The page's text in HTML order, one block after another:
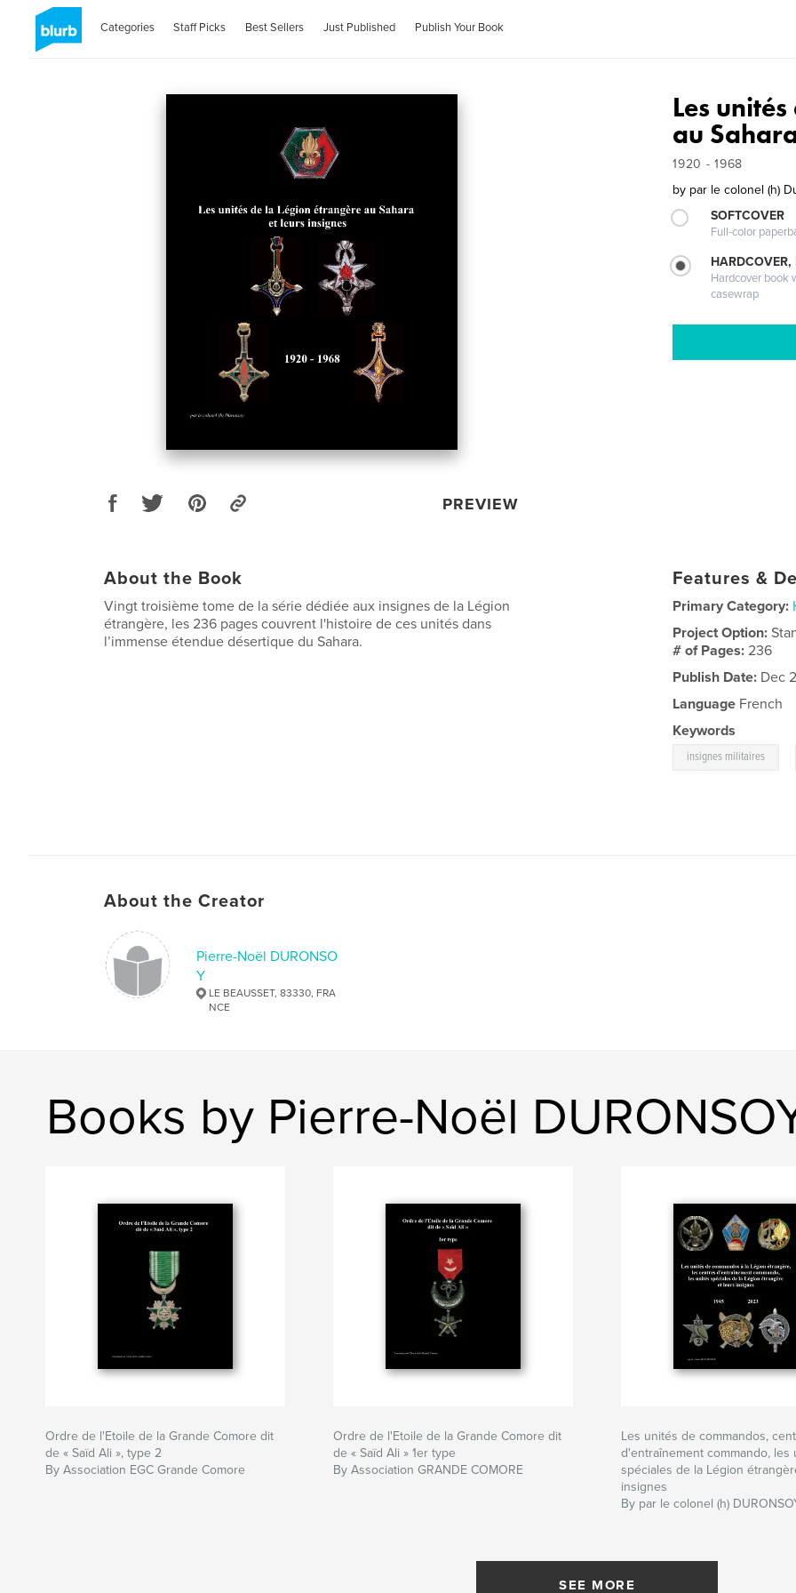
Categories Staff Picks Best Sellers Just Published Publish Your Book
PREVIEW
Les
au
1920 - 1968
by par le colonel (h)
SOFTCOVER
Full-color
Hardcover book
casewrap
About the Book
Vingt troisième tome de la série dédiée aux insignes de la Légion
étrangère, les 236 pages couvrent l'histoire de ces unités dans
l’immense étendue désertique du Sahara.
Features &
Primary Category:
Project Option:
# of Pages:236
Publish Date: Dec
Language French
Keywords
insignes militaires
About the Creator
Pierre-Noël DURONSO
Y
LE BEAUSSET, 83330, FRA
NCE
Books by Pierre-Noël
Ordre de l'Etoile de la Grande Comore dit
de « Saïd Ali », type 2
By Association EGC Grande Comore
Ordre de l'Etoile de la Grande Comore dit
de « Saïd Ali » 1er type
By Association GRANDE COMORE
Les unités de commandos,
d'entraînement commando, les
spéciales de la Légion
insignes
By par le colonel (h)
SEE MORE